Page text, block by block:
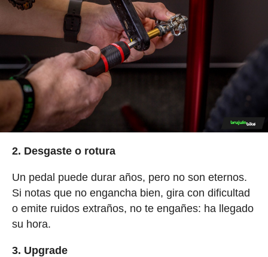
2. Desgaste o rotura
Un pedal puede durar años, pero no son eternos.
Si notas que no engancha bien, gira con dificultad
o emite ruidos extraños, no te engañes: ha llegado
su hora.
3. Upgrade